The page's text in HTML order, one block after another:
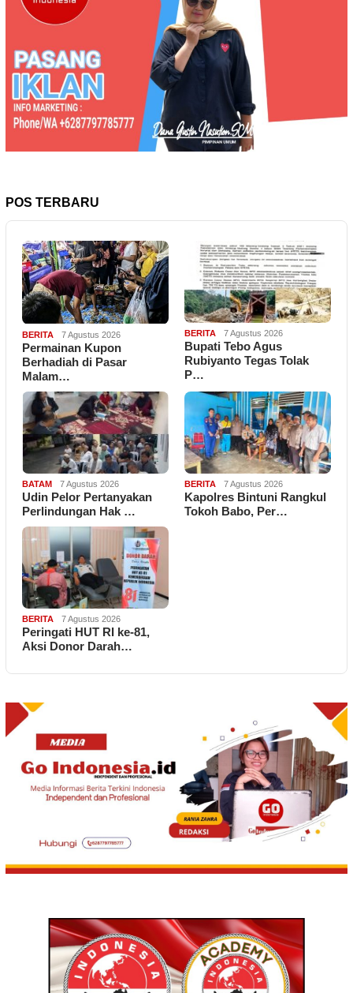
POS TERBARU
BERITA 7 Agustus 2026
Permainan Kupon
Berhadiah di Pasar
Malam…
BERITA 7 Agustus 2026
Bupati Tebo Agus
Rubiyanto Tegas Tolak
P…
BATAM 7 Agustus 2026
Udin Pelor Pertanyakan
Perlindungan Hak …
BERITA 7 Agustus 2026
Kapolres Bintuni Rangkul
Tokoh Babo, Per…
BERITA 7 Agustus 2026
Peringati HUT RI ke-81,
Aksi Donor Darah…